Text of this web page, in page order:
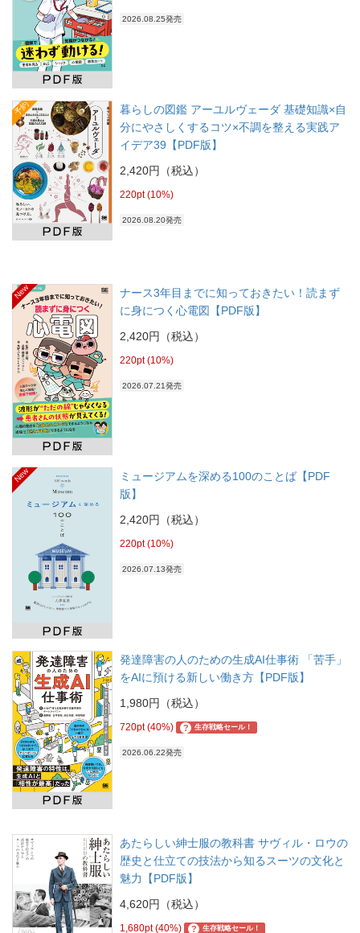
2026.08.25発売
予約
暮らしの図鑑 アーユルヴェーダ 基礎知識×自
分にやさしくするコツ×不調を整える実践ア
イデア39【PDF版】
2,420円（税込）
220pt (10%)
2026.08.20発売
New
ナース3年目までに知っておきたい！読まず
に身につく心電図【PDF版】
2,420円（税込）
220pt (10%)
2026.07.21発売
New
ミュージアムを深める100のことば【PDF
版】
2,420円（税込）
220pt (10%)
2026.07.13発売
発達障害の人のための生成AI仕事術 「苦手」
をAIに預ける新しい働き方【PDF版】
1,980円（税込）
720pt (40%) ? 生存戦略セール！
2026.06.22発売
あたらしい紳士服の教科書 サヴィル・ロウの
歴史と仕立ての技法から知るスーツの文化と
魅力【PDF版】
4,620円（税込）
1,680pt (40%) ? 生存戦略セール！